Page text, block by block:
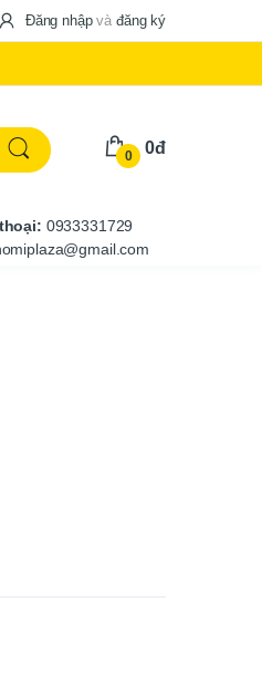
Đăng nhập và đăng ký
0 0đ
0933331729